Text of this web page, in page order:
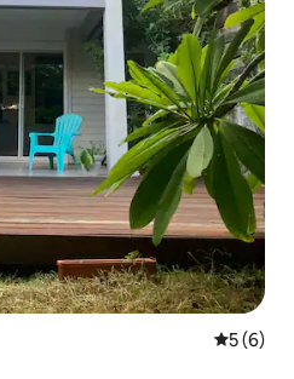
5 ud af 5
5 (6)